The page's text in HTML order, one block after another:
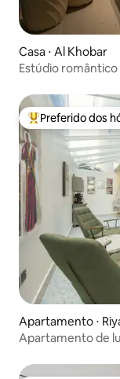
Casa ⋅ Al Khobar
Estúdio romântico
Entre os
Preferido dos
Apartamento ⋅
Apartamento de